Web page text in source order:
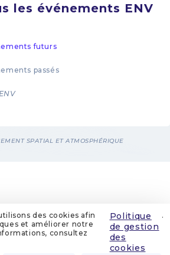
des cookies afin
et améliorer notre
consultez
Politique
de gestion
des
cookies
.
les événements ENV
futurs
passés
SPATIAL ET ATMOSPHÉRIQUE
MENTIONS LÉGALES
POLITIQUE DE GESTION DES COOKIES